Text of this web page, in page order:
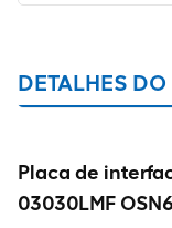
DETALHES
Placa de
03030LMF